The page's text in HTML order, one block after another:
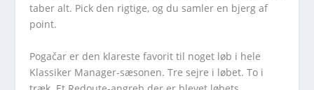
taber alt. Pick den rigtige, og du samler en bjerg af
point.
Pogačar er den klareste favorit til noget løb i hele
Klassiker Manager-sæsonen. Tre sejre i løbet. To i